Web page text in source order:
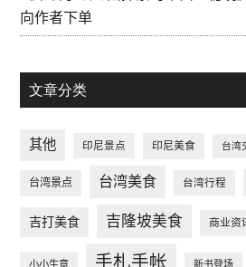
向作者下单
文章分类
其他 印尼景点 印尼美食 台湾
台湾景点 台湾美食 台湾行程
吉打美食 吉隆坡美食 商业资
小小生意 手札手帐